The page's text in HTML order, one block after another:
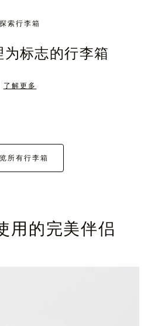
探索行李箱
为标志的行李箱
了解更多
所有行李箱
用的完美伴侣